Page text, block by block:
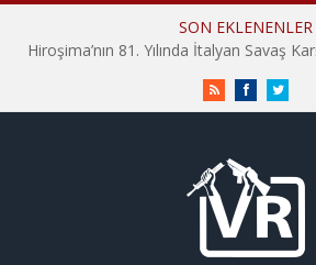
SON EKLENENLER
RSS FacebookTwitter